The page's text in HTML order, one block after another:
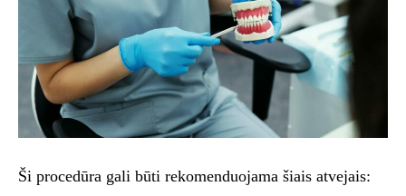
Ši procedūra gali būti rekomenduojama šiais atvejais: